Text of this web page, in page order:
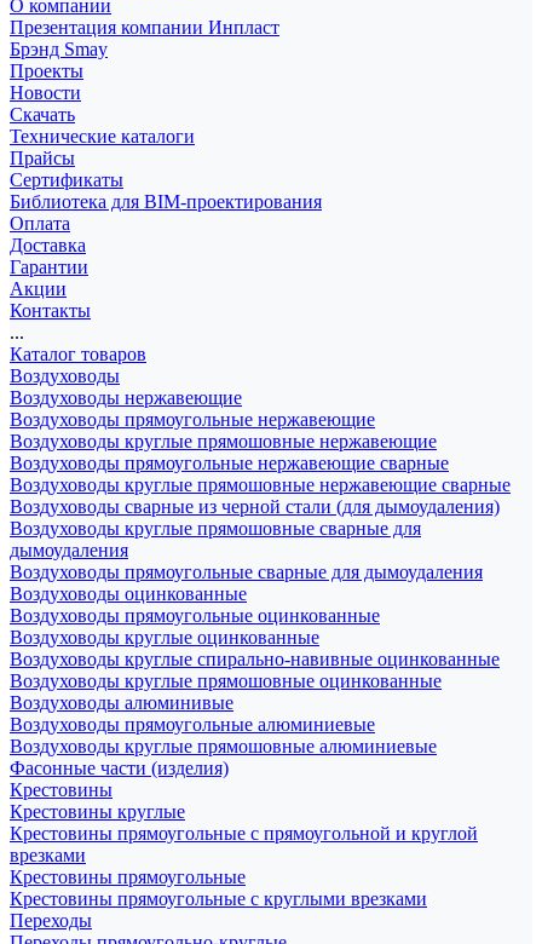
О компании
Презентация компании Инпласт
Брэнд Smay
Проекты
Новости
Скачать
Технические каталоги
Прайсы
Сертификаты
Библиотека для BIM-проектирования
Оплата
Доставка
Гарантии
Акции
Контакты
...
Каталог товаров
Воздуховоды
Воздуховоды нержавеющие
Воздуховоды прямоугольные нержавеющие
Воздуховоды круглые прямошовные нержавеющие
Воздуховоды прямоугольные нержавеющие сварные
Воздуховоды круглые прямошовные нержавеющие сварные
Воздуховоды сварные из черной стали (для дымоудаления)
Воздуховоды круглые прямошовные сварные для
дымоудаления
Воздуховоды прямоугольные сварные для дымоудаления
Воздуховоды оцинкованные
Воздуховоды прямоугольные оцинкованные
Воздуховоды круглые оцинкованные
Воздуховоды круглые спирально-навивные оцинкованные
Воздуховоды круглые прямошовные оцинкованные
Воздуховоды алюминивые
Воздуховоды прямоугольные алюминиевые
Воздуховоды круглые прямошовные алюминиевые
Фасонные части (изделия)
Крестовины
Крестовины круглые
Крестовины прямоугольные с прямоугольной и круглой
врезками
Крестовины прямоугольные
Крестовины прямоугольные с круглыми врезками
Переходы